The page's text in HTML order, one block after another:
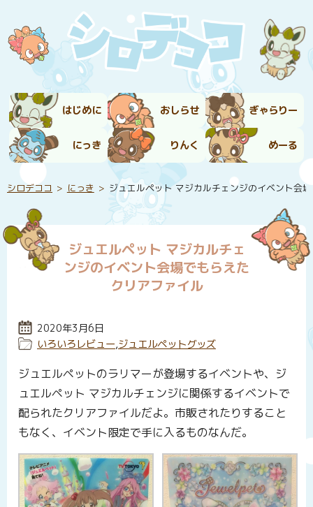
はじめに おしらせ ぎゃらりー
にっき りんく めーる
シロデココ にっき ジュエルペット マジカルチェンジのイベント会
ジュエルペット マジカルチェ
ンジのイベント会場でもらえた
クリアファイル
投稿日:
2020年3月6日
カテゴリー:
いろいろレビュー,ジュエルペットグッズ
ジュエルペットのラリマーが登場するイベントや、ジ
ュエルペット マジカルチェンジに関係するイベントで
配られたクリアファイルだよ。市販されたりすること
もなく、イベント限定で手に入るものなんだ。